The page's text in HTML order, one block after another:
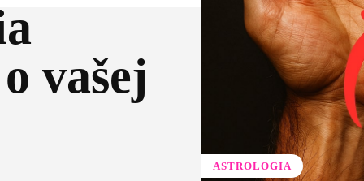
vašej
ASTROLOGIA